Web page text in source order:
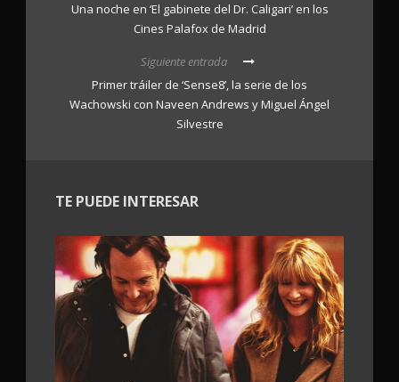
Una noche en ‘El gabinete del Dr. Caligari’ en los
Cines Palafox de Madrid
Siguiente entrada
Primer tráiler de ‘Sense8’, la serie de los
Wachowski con Naveen Andrews y Miguel Ángel
Silvestre
TE PUEDE INTERESAR